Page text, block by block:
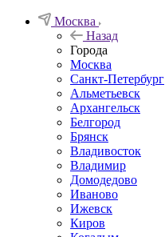
Москва
Назад
Города
Москва
Санкт-Петербург
Альметьевск
Архангельск
Белгород
Брянск
Владивосток
Владимир
Домодедово
Иваново
Ижевск
Киров